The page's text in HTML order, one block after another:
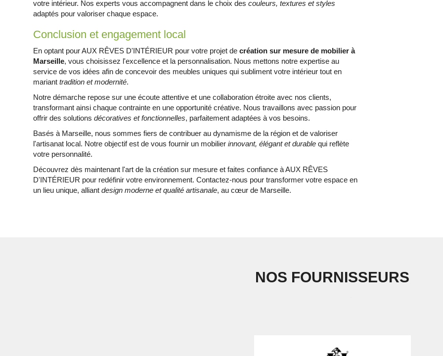
votre intérieur. Nos experts vous accompagnent dans le choix descouleurs, textures et styles
adaptés pour valoriser chaque espace.
Conclusion et engagement local
En optant pour AUX RÊVES D'INTÉRIEUR pour votre projet decréation sur mesure de mobilier à
Marseille, vous choisissez l'excellence et la personnalisation. Nous mettons notre expertise au
service de vos idées afin de concevoir des meubles uniques qui subliment votre intérieur tout en
marianttradition et modernité.
Notre démarche repose sur une écoute attentive et une collaboration étroite avec nos clients,
transformant ainsi chaque contrainte en une opportunité créative. Nous travaillons avec passion pour
offrir des solutionsdécoratives et fonctionnelles, parfaitement adaptées à vos besoins.
Basés à Marseille, nous sommes fiers de contribuer au dynamisme de la région et de valoriser
l'artisanat local. Notre objectif est de vous fournir un mobilierinnovant, élégant et durable qui reflète
votre personnalité.
Découvrez dès maintenant l'art de la création sur mesure et faites confiance à AUX RÊVES
D'INTÉRIEUR pour redéfinir votre environnement. Contactez-nous pour transformer votre espace en
un lieu unique, alliantdesign moderne et qualité artisanale, au cœur de Marseille.
NOS FOURNISSEURS